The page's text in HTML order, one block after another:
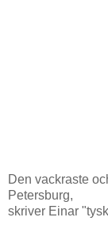
Den vackraste
Petersburg,
skriver Einar